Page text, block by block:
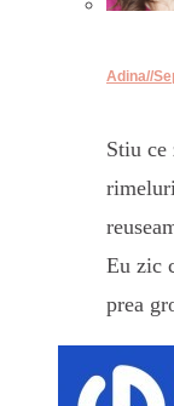
Adina//
Stiu ce
Eu zic
prea